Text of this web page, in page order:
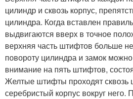
цилиндр и сквозь корпус,
цилиндра. Когда вставлен
выдвигаются вверх в точное
верхняя часть штифтов больше
повороту цилиндра и замок
внимание на пять штифтов,
Желтые штифты проходят сквозь
серебристый корпус вокруг